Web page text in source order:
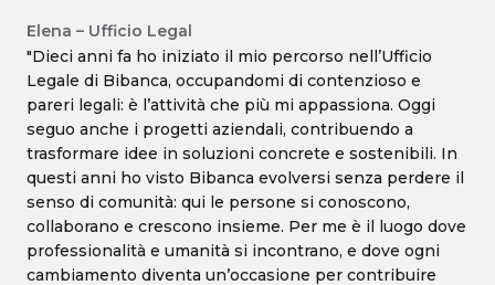
Elena – Ufficio Legal
"Dieci anni fa ho iniziato il mio percorso nell’Ufficio
Legale di Bibanca, occupandomi di contenzioso e
pareri legali: è l’attività che più mi appassiona. Oggi
seguo anche i progetti aziendali, contribuendo a
trasformare idee in soluzioni concrete e sostenibili. In
questi anni ho visto Bibanca evolversi senza perdere il
senso di comunità: qui le persone si conoscono,
collaborano e crescono insieme. Per me è il luogo dove
professionalità e umanità si incontrano, e dove ogni
cambiamento diventa un’occasione per contribuire